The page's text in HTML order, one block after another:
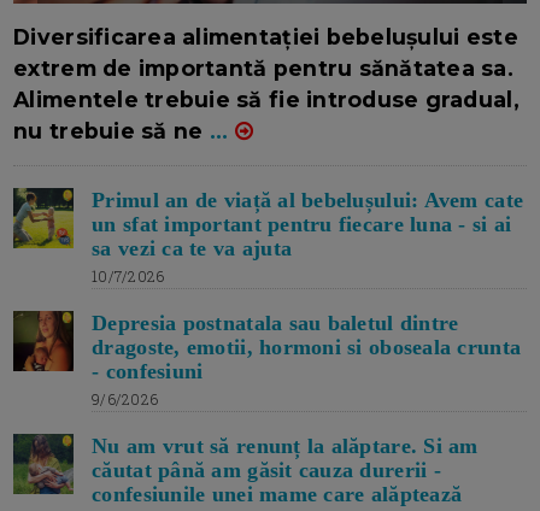
Diversificarea alimentației bebelușului este
extrem de importantă pentru sănătatea sa.
Alimentele trebuie să fie introduse gradual,
nu trebuie să ne ...
Primul an de viață al bebelușului: Avem cate
un sfat important pentru fiecare luna - si ai
sa vezi ca te va ajuta
10/7/2026
Depresia postnatala sau baletul dintre
dragoste, emotii, hormoni si oboseala crunta
- confesiuni
9/6/2026
Nu am vrut să renunț la alăptare. Si am
căutat până am găsit cauza durerii -
confesiunile unei mame care alăptează